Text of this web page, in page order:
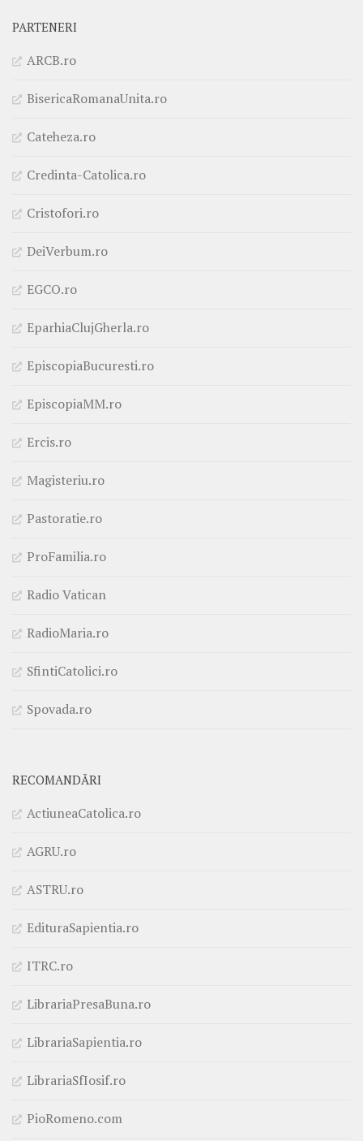
PARTENERI
ARCB.ro
BisericaRomanaUnita.ro
Cateheza.ro
Credinta-Catolica.ro
Cristofori.ro
DeiVerbum.ro
EGCO.ro
EparhiaClujGherla.ro
EpiscopiaBucuresti.ro
EpiscopiaMM.ro
Ercis.ro
Magisteriu.ro
Pastoratie.ro
ProFamilia.ro
Radio Vatican
RadioMaria.ro
SfintiCatolici.ro
Spovada.ro
RECOMANDĂRI
ActiuneaCatolica.ro
AGRU.ro
ASTRU.ro
EdituraSapientia.ro
ITRC.ro
LibrariaPresaBuna.ro
LibrariaSapientia.ro
LibrariaSfIosif.ro
PioRomeno.com